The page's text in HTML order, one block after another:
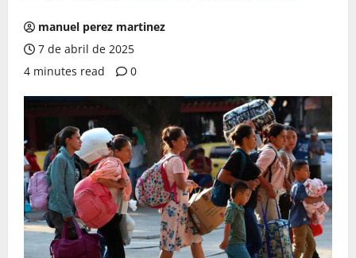
manuel perez martinez
7 de abril de 2025
4 minutes read
0